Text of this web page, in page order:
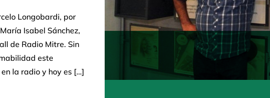
Longobardi, por
Isabel Sánchez,
de Radio Mitre. Sin
este
la radio y hoy es […]